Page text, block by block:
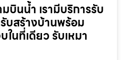
นน้ำ เรามีบริการรับ
บสร้างบ้านพร้อม
นที่เดียว รับเหมา